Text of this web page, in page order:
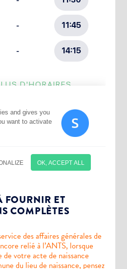
FOURNIR ET
COMPLÈTES
des affaires générales de
relié à l’ANTS, lorsque
de votre acte de naissance
du lieu de naissance, pensez
:
Vie associative